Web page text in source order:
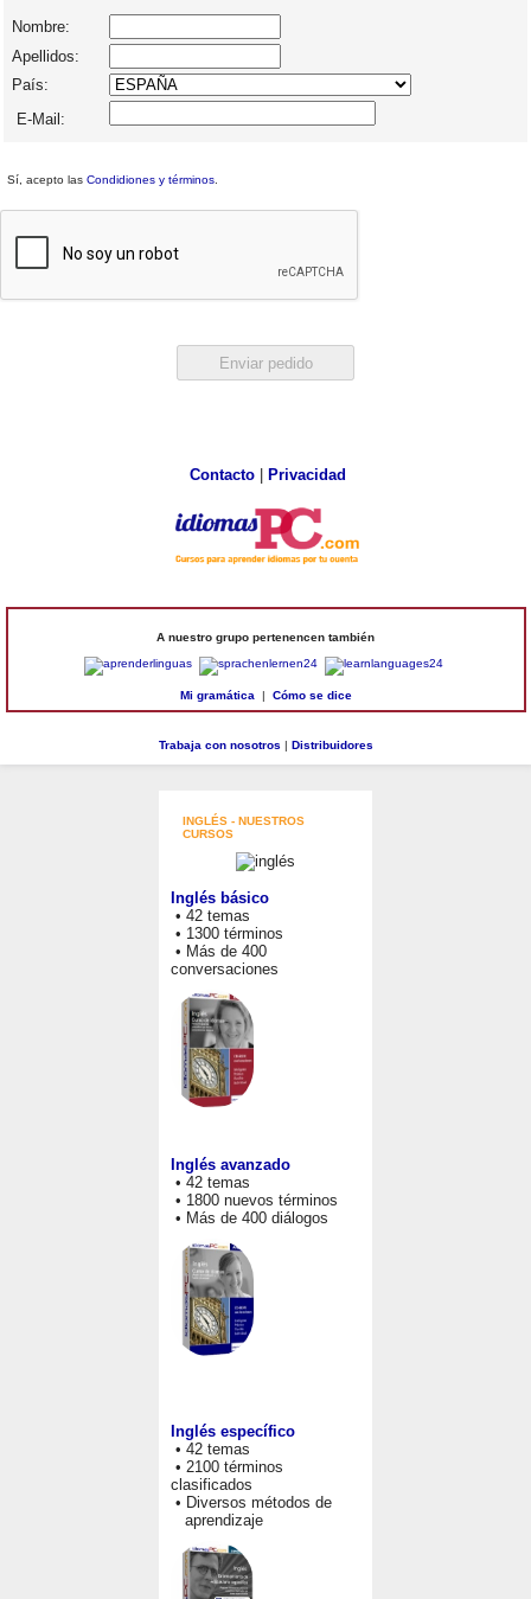
Nombre:
Apellidos:
País:
E-Mail:
Sí, acepto las Condidiones y términos
Contacto| Privacidad
A nuestro grupo pertenencen también
Mi gramática | Cómo se dice
Trabaja con nosotros | Distribuidores
INGLÉS - NUESTROS
CURSOS
Inglés básico
• 42 temas
• 1300 términos
• Más de 400
conversaciones
Inglés avanzado
• 42 temas
• 1800 nuevos términos
• Más de 400 diálogos
Inglés específico
• 42 temas
• 2100 términos
clasificados
• Diversos métodos de
aprendizaje